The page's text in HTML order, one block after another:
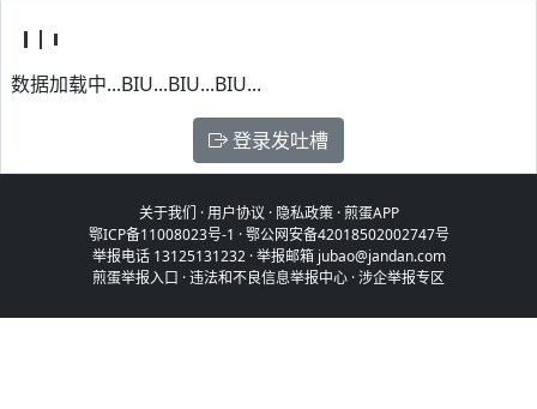
数据加载中...BIU...BIU...BIU...
登录发吐槽
关于我们 ·用户协议 · 隐私政策·煎蛋APP
鄂ICP备11008023号-1 ·鄂公网安备42018502002747号
举报电话 13125131232 · 举报邮箱 jubao@jandan.com
煎蛋举报入口 ·违法和不良信息举报中心 ·涉企举报专区